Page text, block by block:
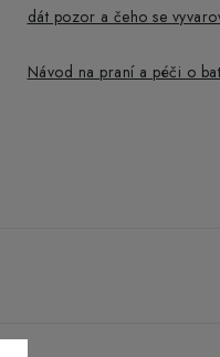
dát pozor a čeho se
Návod na praní a péči o